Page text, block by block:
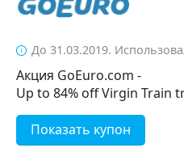
До 31.03.2019.
Акция GoEuro.com -
Up to 84% off Virgin Train
Показать купон